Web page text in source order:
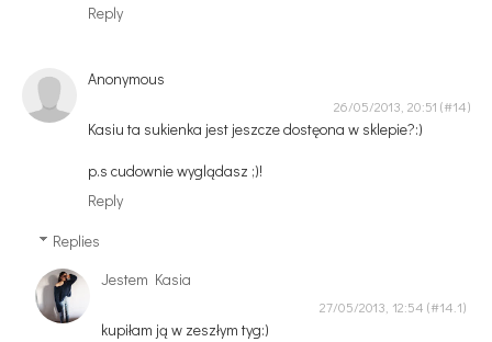
Reply
Anonymous
26/05/2013, 20:51
Kasiu ta sukienka jest jeszcze dostęona w sklepie?:)
p.s cudownie wyglądasz ;)!
Reply
Replies
Jestem Kasia
27/05/2013, 12:54
kupiłam ją w zeszłym tyg:)